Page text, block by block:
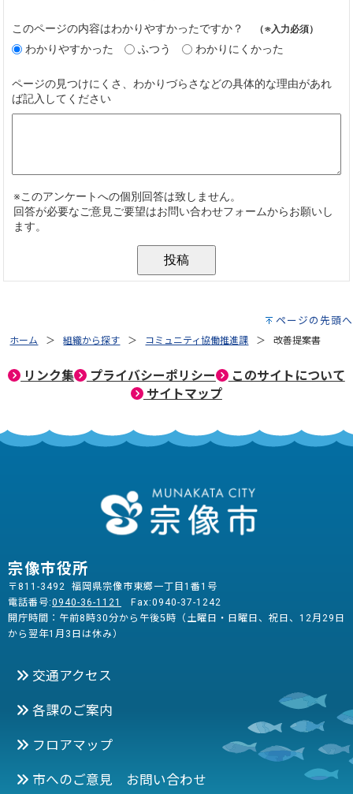
ページの先頭へ
ホーム 組織から探す コミュニティ協働推進課 改善提案書
リンク集 プライバシーポリシー
このサイトについて
サイトマップ
宗像市役所
〒811-3492 福岡県宗像市東郷一丁目1番1号
電話番号:0940-36-1121
Fax:0940-37-1242
開庁時間：午前8時30分から午後5時（土曜日・日曜日、祝日、12月29日
から翌年1月3日は休み）
交通アクセス
各課のご案内
フロアマップ
市へのご意見 お問い合わせ